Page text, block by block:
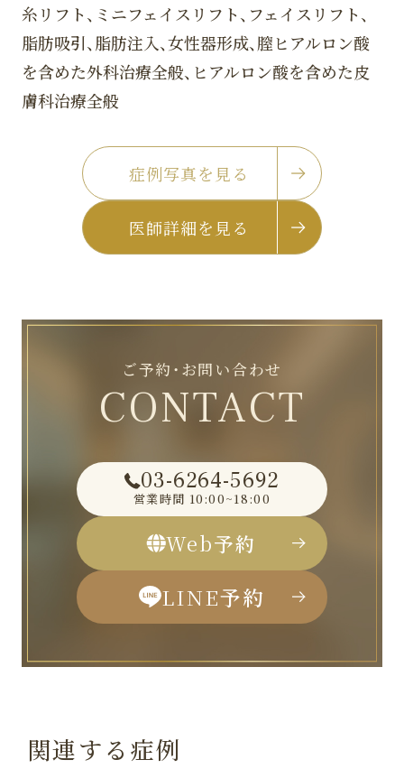
糸リフト、ミニフェイスリフト、フェイスリフト、
脂肪吸引、脂肪注入、女性器形成、膣ヒアルロン酸
を含めた外科治療全般、ヒアルロン酸を含めた皮
膚科治療全般
症例写真を見る
医師詳細を見る
ご予約・お問い合わせ
CONTACT
03-6264-5692
営業時間 10:00~18:00
Web予約
LINE予約
関連する症例